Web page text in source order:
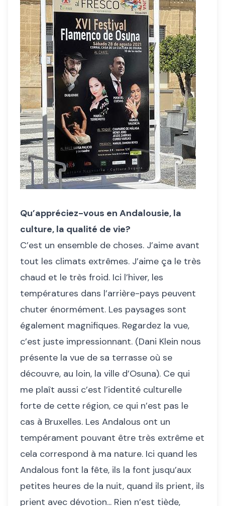
Qu’appréciez-vous en Andalousie, la
culture, la qualité de vie?
C’est un ensemble de choses. J’aime avant
tout les climats extrêmes. J’aime ça le très
chaud et le très froid. Ici l’hiver, les
températures dans l’arrière-pays peuvent
chuter énormément. Les paysages sont
également magnifiques. Regardez la vue,
c’est juste impressionnant. (Dani Klein nous
présente la vue de sa terrasse où se
découvre, au loin, la ville d’Osuna). Ce qui
me plaît aussi c’est l’identité culturelle
forte de cette région, ce qui n’est pas le
cas à Bruxelles. Les Andalous ont un
tempérament pouvant être très extrême et
cela correspond à ma nature. Ici quand les
Andalous font la fête, ils la font jusqu’aux
petites heures de la nuit, quand ils prient, ils
prient avec dévotion... Rien n’est tiède,